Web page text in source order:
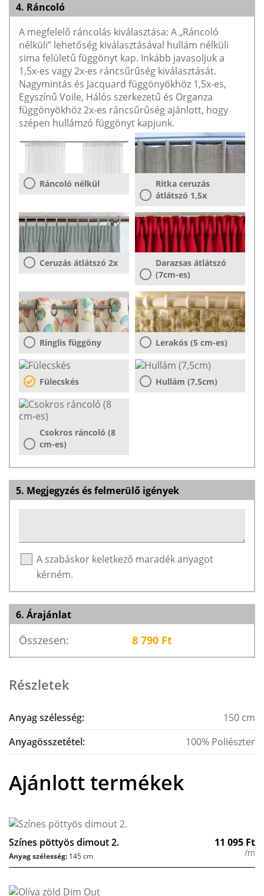
4. Ráncoló
A megfelelő ráncolás kiválasztása: A „Ráncoló
nélküli” lehetőség kiválasztásával hullám nélküli
sima felületű függönyt kap. Inkább javasoljuk a
1,5x-es vagy 2x-es ráncsűrűség kiválasztását.
Nagymintás és Jacquard függönyökhöz 1,5x-es,
Egyszínű Voile, Hálós szerkezetű és Organza
függönyökhöz 2x-es ráncsűrűség ajánlott, hogy
szépen hullámzó függönyt kapjunk.
Ráncoló nélkül
Ritka ceruzás
átlátszó 1,5x
Ceruzás átlátszó 2x
Darazsas átlátszó
(7cm-es)
Ringlis függöny Lerakós (5 cm-es)
Fülecskés Hullám (7,5cm)
Csokros ráncoló (8
cm-es)
5. Megjegyzés és felmerülő igények
A szabáskor keletkező maradék anyagot
kérném.
6. Árajánlat
Összesen: 8 790 Ft
Részletek
Anyag szélesség:
150 cm
Anyagösszetétel:
100% Poliészter
Ajánlott termékek
Színes pöttyös dimout 2. 11 095 Ft
/m
Anyag szélesség: 145 cm